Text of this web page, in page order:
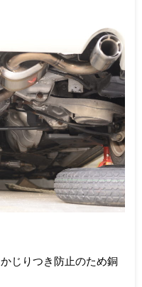
じりつき防止のため銅